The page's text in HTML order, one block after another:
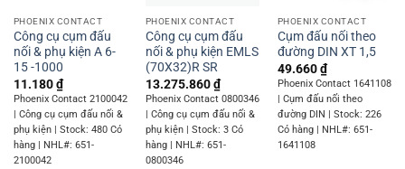
PHOENIX CONTACT
Công cụ cụm đấu
nối & phụ kiện A 6-
15 -1000
11.180₫
Phoenix Contact 2100042
| Công cụ cụm đấu nối &
phụ kiện | Stock: 480 Có
hàng | NHL#: 651-
2100042
PHOENIX CONTACT
Công cụ cụm đấu
nối & phụ kiện EMLS
(70X32)R SR
13.275.860₫
Phoenix Contact 0800346
| Công cụ cụm đấu nối &
phụ kiện | Stock: 3 Có
hàng | NHL#: 651-
0800346
PHOENIX CONTACT
Cụm đấu nối theo
đường DIN XT 1,5
49.660₫
Phoenix Contact 1641108
| Cụm đấu nối theo
đường DIN | Stock: 226
Có hàng | NHL#: 651-
1641108